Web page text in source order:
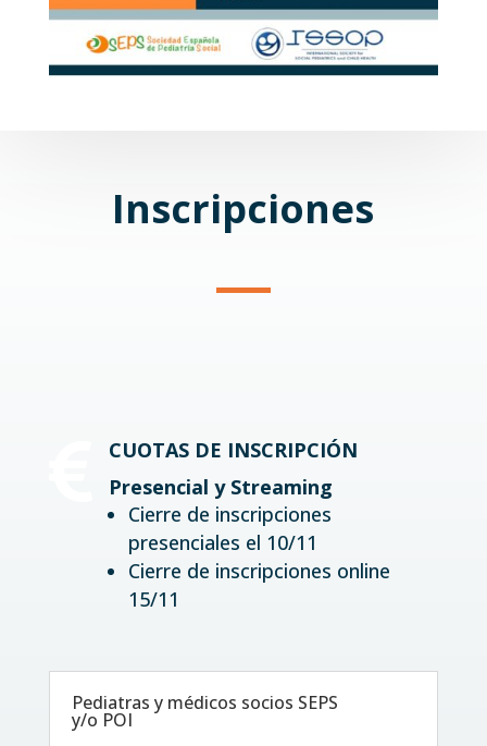
Inscripciones
CUOTAS DE INSCRIPCIÓN
Presencial y Streaming
Cierre de inscripciones
presenciales el 10/11
Cierre de inscripciones online
15/11
Pediatras y médicos socios SEPS
y/o POI